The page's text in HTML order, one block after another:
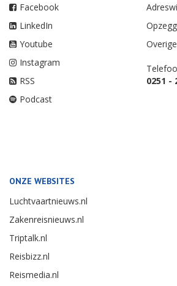
Facebook
LinkedIn
Youtube
Instagram
RSS
Podcast
0251 -
ONZE WEBSITES
Luchtvaartnieuws.nl
Zakenreisnieuws.nl
Triptalk.nl
Reisbizz.nl
Reismedia.nl